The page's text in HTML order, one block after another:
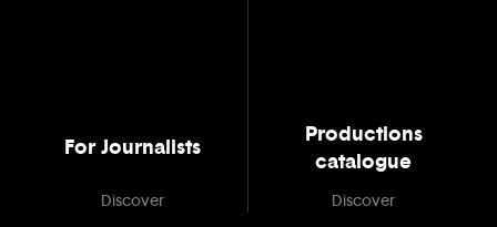
For Journalists
Discover
Productions
catalogue
Discover